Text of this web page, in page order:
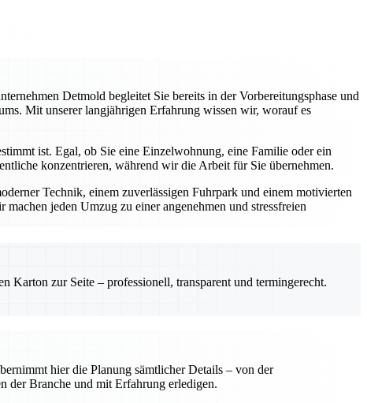
Detmold begleitet Sie bereits in der Vorbereitungsphase und
Mit unserer langjährigen Erfahrung wissen wir, worauf es
ist. Egal, ob Sie eine Einzelwohnung, eine Familie oder ein
konzentrieren, während wir die Arbeit für Sie übernehmen.
Technik, einem zuverlässigen Fuhrpark und einem motivierten
jeden Umzug zu einer angenehmen und stressfreien
Karton zur Seite – professionell, transparent und termingerecht.
hier die Planung sämtlicher Details – von der
der Branche und mit Erfahrung erledigen.